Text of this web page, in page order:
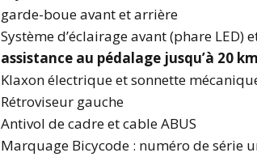
garde-boue avant et arrière
Système d’éclairage avant (phare
assistance au pédalage jusqu’à 20
Klaxon électrique et sonnette
Rétroviseur gauche
Antivol de cadre et cable ABUS
Marquage Bicycode : numéro de série